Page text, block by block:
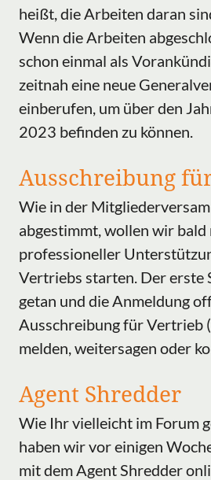
heißt, die Arbeiten daran
Wenn die Arbeiten
schon einmal als
zeitnah eine neue
einberufen, um über den
2023 befinden zu können.
Ausschreibung
Wie in der
abgestimmt, wollen wir
professioneller
Vertriebs starten. Der erste
getan und die Anmeldung
Ausschreibung für Vertrieb
melden, weitersagen oder
Agent Shredder
Wie Ihr vielleicht im Forum
haben wir vor einigen
mit dem Agent Shredder